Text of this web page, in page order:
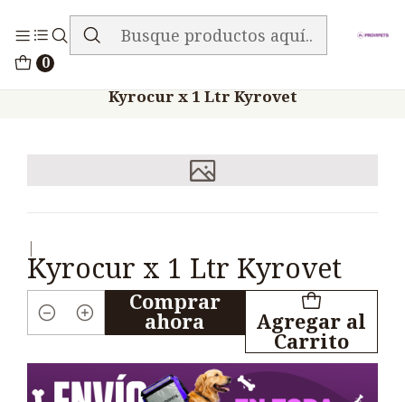
0
ENVIO GRATIS EN TODA LA TIENDA
Kyrocur x 1 Ltr Kyrovet
Kyrocur x 1 Ltr Kyrovet
Cantidad
Agregar al
Carrito
Comprar
ahora